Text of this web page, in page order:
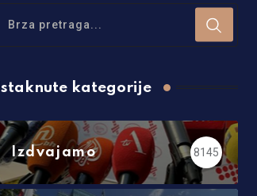
Istaknute kategorije
Izdvajamo 8145